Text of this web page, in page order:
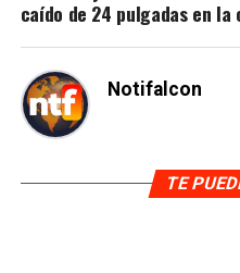
caído de 24 pulgadas en la
Notifalcon
TE